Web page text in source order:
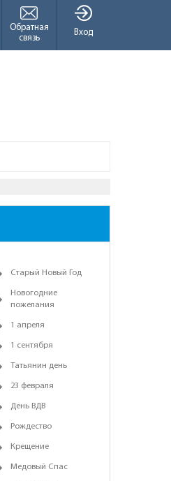
Вход
Обратная
связь
Старый Новый Год
Новогодние
пожелания
1 апреля
1 сентября
Татьянин день
23 февраля
День ВДВ
Рождество
Крещение
Медовый Спас